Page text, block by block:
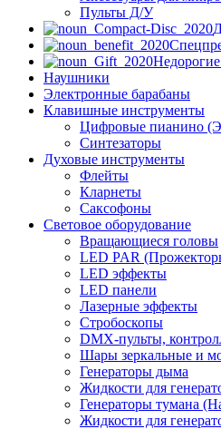
Пульты Д/У
Наушники
Электронные барабаны
Клавишные инструменты
Цифровые пианино
Синтезаторы
Духовые инструменты
Флейты
Кларнеты
Саксофоны
Световое оборудование
Вращающиеся головы
LED PAR
LED эффекты
LED панели
Лазерные эффекты
Стробоскопы
DMX-пульты,
Шары зеркальные и
Генераторы дыма
Жидкости для
Генераторы тумана
Жидкости для